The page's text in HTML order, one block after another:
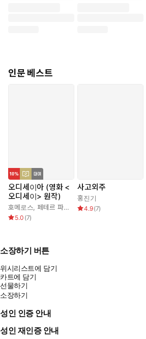
인문 베스트
오디세이아 (영화 <
오디세이> 원작)
호메로스, 페테르 파울 루벤스 ,박문재
5.0 (7)
사고외주
홍진기
4.9(7)
소장하기 버튼
위시리스트에 담기
카트에 담기
선물하기
소장하기
성인 인증 안내
성인 재인증 안내